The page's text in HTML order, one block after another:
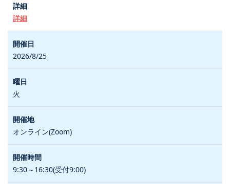
詳細
2026/8/25
火
オンライン(Zoom)
9:30～16:30(受付9:00)